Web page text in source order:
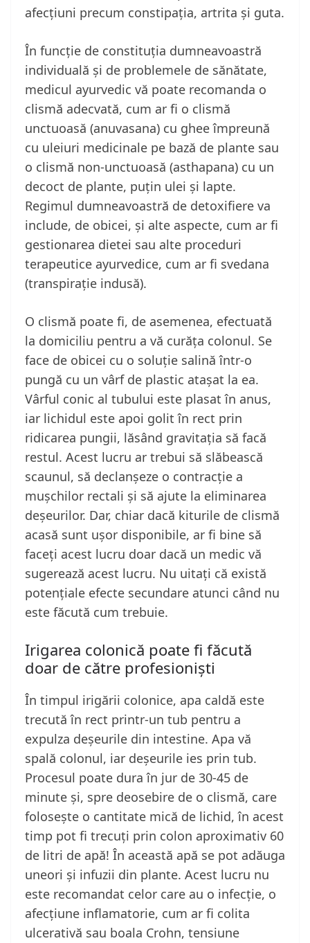
afecțiuni precum constipația, artrita și guta.
În funcție de constituția dumneavoastră
individuală și de problemele de sănătate,
medicul ayurvedic vă poate recomanda o
clismă adecvată, cum ar fi o clismă
unctuoasă (anuvasana) cu ghee împreună
cu uleiuri medicinale pe bază de plante sau
o clismă non-unctuoasă (asthapana) cu un
decoct de plante, puțin ulei și lapte.
Regimul dumneavoastră de detoxifiere va
include, de obicei, și alte aspecte, cum ar fi
gestionarea dietei sau alte proceduri
terapeutice ayurvedice, cum ar fi svedana
(transpirație indusă).
O clismă poate fi, de asemenea, efectuată
la domiciliu pentru a vă curăța colonul. Se
face de obicei cu o soluție salină într-o
pungă cu un vârf de plastic atașat la ea.
Vârful conic al tubului este plasat în anus,
iar lichidul este apoi golit în rect prin
ridicarea pungii, lăsând gravitația să facă
restul. Acest lucru ar trebui să slăbească
scaunul, să declanșeze o contracție a
mușchilor rectali și să ajute la eliminarea
deșeurilor. Dar, chiar dacă kiturile de clismă
acasă sunt ușor disponibile, ar fi bine să
faceți acest lucru doar dacă un medic vă
sugerează acest lucru. Nu uitați că există
potențiale efecte secundare atunci când nu
este făcută cum trebuie.
Irigarea colonică poate fi făcută
doar de către profesioniști
În timpul irigării colonice, apa caldă este
trecută în rect printr-un tub pentru a
expulza deșeurile din intestine. Apa vă
spală colonul, iar deșeurile ies prin tub.
Procesul poate dura în jur de 30-45 de
minute și, spre deosebire de o clismă, care
folosește o cantitate mică de lichid, în acest
timp pot fi trecuți prin colon aproximativ 60
de litri de apă! În această apă se pot adăuga
uneori și infuzii din plante. Acest lucru nu
este recomandat celor care au o infecție, o
afecțiune inflamatorie, cum ar fi colita
ulcerativă sau boala Crohn, tensiune